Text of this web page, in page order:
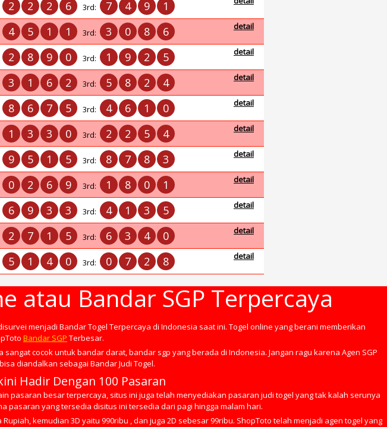
2 2 2 6 3rd: 7 4 9 1
4 5 1 1 3rd: 3 0 8 6 detail
2 8 9 0 3rd: 1 9 2 5 detail
3 1 6 2 3rd: 5 8 2 4 detail
8 6 7 5 3rd: 4 6 1 0 detail
1 3 3 0 3rd: 2 2 5 4 detail
9 5 1 5 3rd: 8 7 8 3 detail
0 2 6 9 3rd: 1 8 0 1 detail
6 9 3 3 3rd: 4 1 3 5 detail
2 7 1 5 3rd: 6 3 4 0 detail
5 1 4 0 3rd: 0 7 2 8 detail
atau Bandar SGP Terpercaya
menjadi Bandar Togel Terpercaya di Indonesia saat ini. Togel online yang berani memberikan
Bandar SGP Terbesar.
cocok untuk bandar darat, bandar sgp yang berada di Indonesia. Jangan ragu karena Agen SGP
diandalkan sebagai Bandar Judi Togel.
Hadir Dengan 100 Pasaran
pasaran besar terpercaya, situs ini juga telah menyediakan pasaran judi togel yang tak kalah serunya
pasaran yang tersedia disitus ini tersedia dari pagi hingga malam hari.
kemudian 3D yaitu 990ribu , dan juga 2D sebesar 99ribu. ShopToto telah menjadi agen togel yang